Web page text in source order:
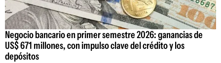
Negocio bancario en primer semestre 2026: ganancias de
US$ 671 millones, con impulso clave del crédito y los
depósitos